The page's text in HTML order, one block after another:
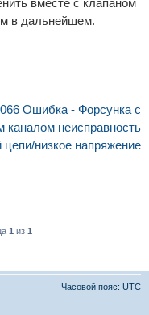
вместе с клапаном
в дальнейшем.
Ошибка - Форсунка с
неисправность
цепи/низкое напряжение
1 из 1
Часовой пояс: UTC